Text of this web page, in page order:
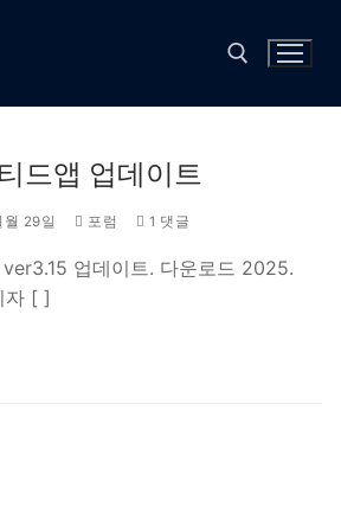
드앱 업데이트
29일 포럼 1 댓글
업데이트. 다운로드 2025.
자 [ ]